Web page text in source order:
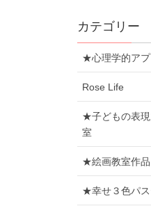
カテゴリー
★心理学的アプ
Rose Life
★子どもの表
室
★絵画教室作品
★幸せ３色パ